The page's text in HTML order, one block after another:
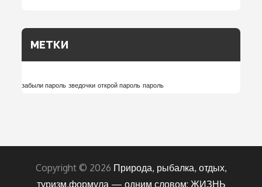
МЕТКИ
забыли пароль зведочки открой пароль пароль
Copyright © 2026 Природа, рыбалка, отдых,
туризм,формула — одним словом: ЖИЗНЬ